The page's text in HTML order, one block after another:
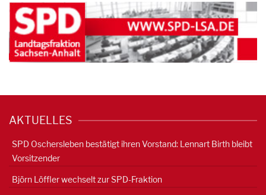
AKTUELLES
SPD Oschersleben bestätigt ihren Vorstand: Lennart Birth bleibt
Vorsitzender
Björn Löffler wechselt zur SPD-Fraktion